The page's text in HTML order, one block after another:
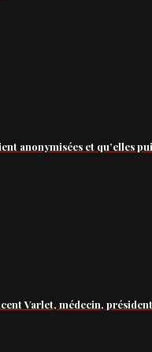
anonymisées et qu’elles
Varlet, médecin,